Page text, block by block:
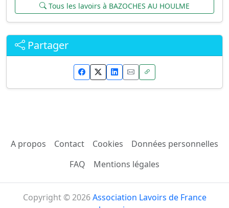
Tous les lavoirs à BAZOCHES AU HOULME
Partager
A propos Contact Cookies
Données personnelles
FAQ
Mentions légales
Copyright © 2026Association Lavoirs de France